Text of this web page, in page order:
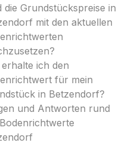
die Grundstückspreise in
mit den aktuellen
erhalte ich den
für mein
in Betzendorf?
und Antworten rund